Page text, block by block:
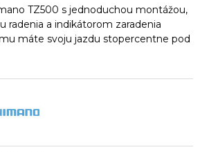
TZ500 s jednoduchou montážou,
radenia a indikátorom zaradenia
máte svoju jazdu stopercentne pod